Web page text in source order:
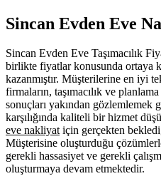
Sincan Evden Eve
Sincan Evden Eve Taşımacılık
birlikte fiyatlar konusunda ortaya
kazanmıştır. Müşterilerine en iyi
firmaların, taşımacılık ve
sonuçları yakından
karşılığında kaliteli bir hizmet
eve nakliyatiçin gerçekten
Müşterisine oluşturduğu
gerekli hassasiyet ve gerekli
oluşturmaya devam etmektedir.